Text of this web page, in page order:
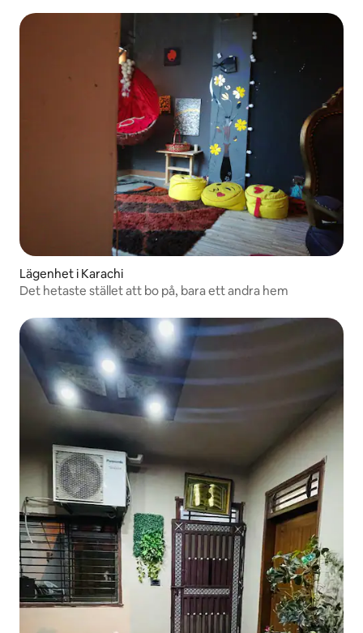
Lägenhet i Karachi
Det hetaste stället att bo på, bara ett andra hem